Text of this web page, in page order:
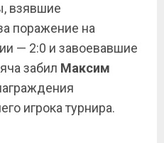
взявшие
поражение на
— 2:0 и завоевавшие
забил Максим
игрока турнира.